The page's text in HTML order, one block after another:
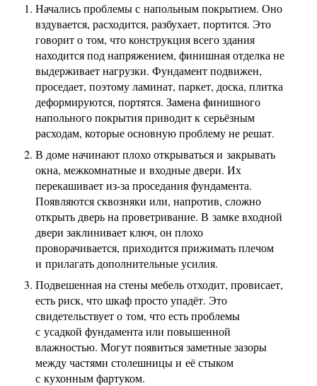
Начались проблемы с напольным покрытием. Оно
вздувается, расходится, разбухает, портится. Это
говорит о том, что конструкция всего здания
находится под напряжением, финишная отделка не
выдерживает нагрузки. Фундамент подвижен,
проседает, поэтому ламинат, паркет, доска, плитка
деформируются, портятся. Замена финишного
напольного покрытия приводит к серьёзным
расходам, которые основную проблему не решат.
В доме начинают плохо открываться и закрывать
окна, межкомнатные и входные двери. Их
перекашивает из-за проседания фундамента.
Появляются сквозняки или, напротив, сложно
открыть дверь на проветривание. В замке входной
двери заклинивает ключ, он плохо
проворачивается, приходится прижимать плечом
и прилагать дополнительные усилия.
Подвешенная на стены мебель отходит, провисает,
есть риск, что шкаф просто упадёт. Это
свидетельствует о том, что есть проблемы
с усадкой фундамента или повышенной
влажностью. Могут появиться заметные зазоры
между частями столешницы и её стыком
с кухонным фартуком.